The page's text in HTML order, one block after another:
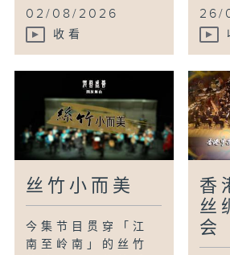
02/08/2026
收看
26/
丝竹小而美
今集节目贯穿「江
南至岭南」的丝竹
香
丝
会